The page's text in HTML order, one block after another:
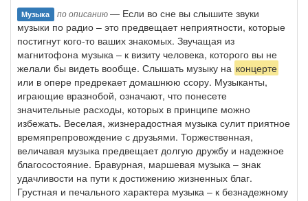
Музыка по описанию— Если во сне вы слышите звуки
музыки по радио – это предвещает неприятности, которые
постигнут кого-то ваших знакомых. Звучащая из
магнитофона музыка – к визиту человека, которого вы не
желали бы видеть вообще. Слышать музыку на концерте
или в опере предрекает домашнюю ссору. Музыканты,
играющие вразнобой, означают, что понесете
значительные расходы, которых в принципе можно
избежать. Веселая, жизнерадостная музыка сулит приятное
времяпрепровождение с друзьями. Торжественная,
величавая музыка предвещает долгую дружбу и надежное
благосостояние. Бравурная, маршевая музыка – знак
удачливости на пути к достижению жизненных благ.
Грустная и печального характера музыка – к безнадежному